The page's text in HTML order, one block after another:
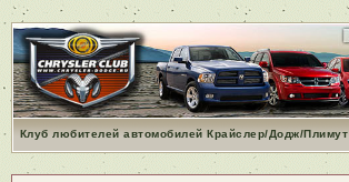
Клуб любителей автомобилей Крайслер/Додж/Плимут